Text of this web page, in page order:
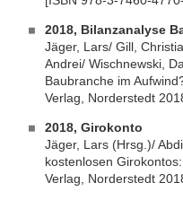
2018, Bilanzanalyse
Jäger, Lars/ Gill,
Andrei/ Wischnewski,
Baubranche im
Verlag, Norderstedt
2018, Girokonto
Jäger, Lars (Hrsg.)/
kostenlosen
Verlag, Norderstedt